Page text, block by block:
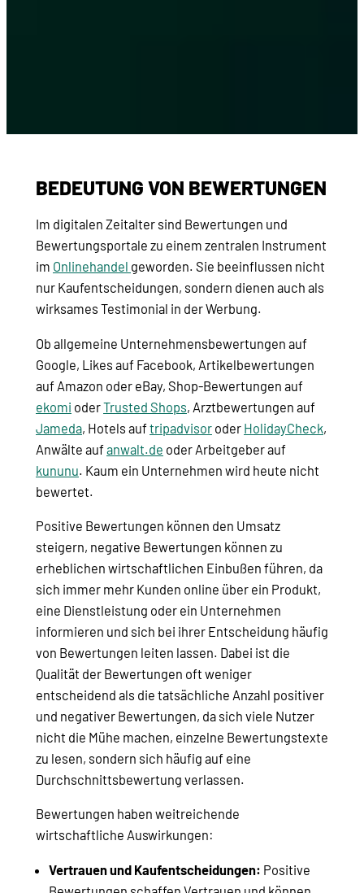
BEDEUTUNG VON BEWERTUNGEN
Im digitalen Zeitalter sind Bewertungen und
Bewertungsportale zu einem zentralen Instrument
im Onlinehandel geworden. Sie beeinflussen nicht
nur Kaufentscheidungen, sondern dienen auch als
wirksames Testimonial in der Werbung.
Ob allgemeine Unternehmensbewertungen auf
Google, Likes auf Facebook, Artikelbewertungen
auf Amazon oder eBay, Shop-Bewertungen auf
ekomi oderTrusted Shops, Arztbewertungen auf
Jameda, Hotels auftripadvisor oder HolidayCheck,
Anwälte aufanwalt.de oder Arbeitgeber auf
kununu. Kaum ein Unternehmen wird heute nicht
bewertet.
Positive Bewertungen können den Umsatz
steigern, negative Bewertungen können zu
erheblichen wirtschaftlichen Einbußen führen, da
sich immer mehr Kunden online über ein Produkt,
eine Dienstleistung oder ein Unternehmen
informieren und sich bei ihrer Entscheidung häufig
von Bewertungen leiten lassen. Dabei ist die
Qualität der Bewertungen oft weniger
entscheidend als die tatsächliche Anzahl positiver
und negativer Bewertungen, da sich viele Nutzer
nicht die Mühe machen, einzelne Bewertungstexte
zu lesen, sondern sich häufig auf eine
Durchschnittsbewertung verlassen.
Bewertungen haben weitreichende
wirtschaftliche Auswirkungen:
Vertrauen und Kaufentscheidungen: Positive